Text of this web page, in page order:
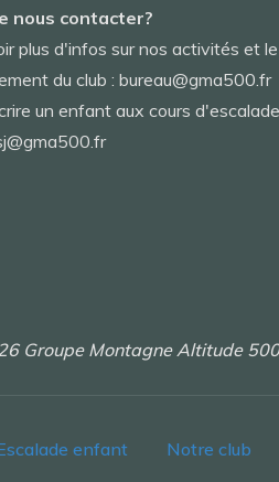
nous contacter?
plus d'infos sur nos activités et le
du club : bureau@gma500.fr
un enfant aux cours
Groupe Montagne Altitude 500
enfant Notre club